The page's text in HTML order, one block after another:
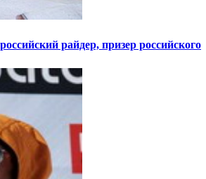
райдер, призер российского